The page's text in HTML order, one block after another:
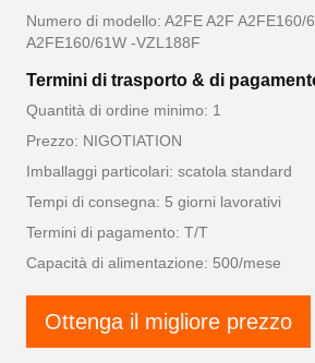
Numero di modello: A2FE A2F A2FE160/
A2FE160/61W -VZL188F
Termini di trasporto & di
Quantità di ordine minimo: 1
Prezzo: NIGOTIATION
Imballaggi particolari: scatola standard
Tempi di consegna: 5 giorni lavorativi
Termini di pagamento: T/T
Capacità di alimentazione: 500/mese
Ottenga il migliore prezzo